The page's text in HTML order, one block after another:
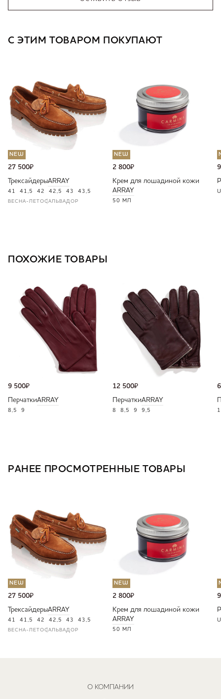
С ЭТИМ ТОВАРОМ ПОКУПАЮТ
NEW
27 500₽
ТрексайдерыARRAY
41 41,5 42 42,5 43 43,5
ВЕСНА-ЛЕТОСАЛЬВАДОР
NEW
2 800₽
Крем для лошадиной кожи
ARRAY
50 МЛ
ПОХОЖИЕ ТОВАРЫ
9 500₽
ПерчаткиARRAY
8,5 9
12 500₽
ПерчаткиARRAY
8 8,5 9 9,5
РАНЕЕ ПРОСМОТРЕННЫЕ ТОВАРЫ
NEW
27 500₽
ТрексайдерыARRAY
41 41,5 42 42,5 43 43,5
ВЕСНА-ЛЕТОСАЛЬВАДОР
NEW
2 800₽
Крем для лошадиной кожи
ARRAY
50 МЛ
О КОМПАНИИ